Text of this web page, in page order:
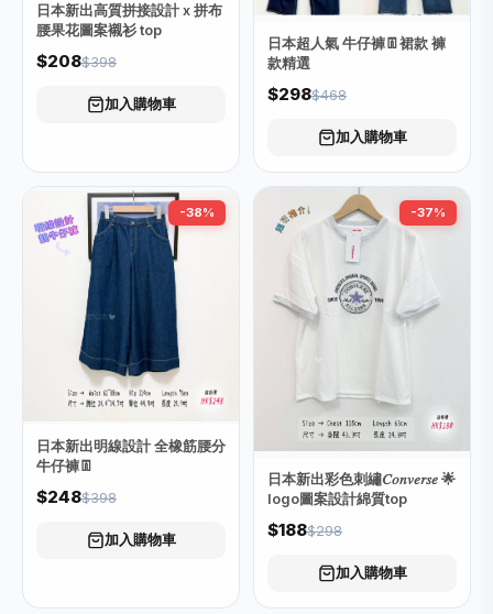
日本新出高質拼接設計 x 拼布
腰果花圖案襯衫 top
$208$398
加入購物車
日本超人氣 牛仔褲👖裙款 褲
款精選
$298$468
加入購物車
-38%
日本新出明線設計 全橡筋腰分
牛仔褲👖
$248$398
加入購物車
-37%
日本新出彩色刺繡𝐶𝑜𝑛𝑣𝑒𝑟𝑠𝑒 🌟
logo圖案設計綿質top
$188$298
加入購物車